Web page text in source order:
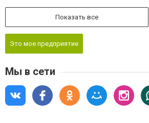
Показать все
Это мое предприятие
Мы в сети